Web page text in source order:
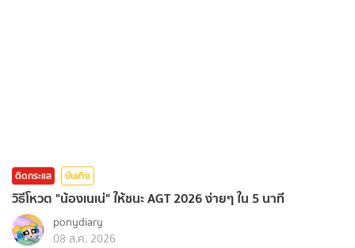
ติดกระแส บันเทิง
วิธีโหวต "น้องเนเน่" ให้ชนะ AGT 2026 ง่ายๆ ใน 5 นาที
ponydiary
08 ส.ค. 2026